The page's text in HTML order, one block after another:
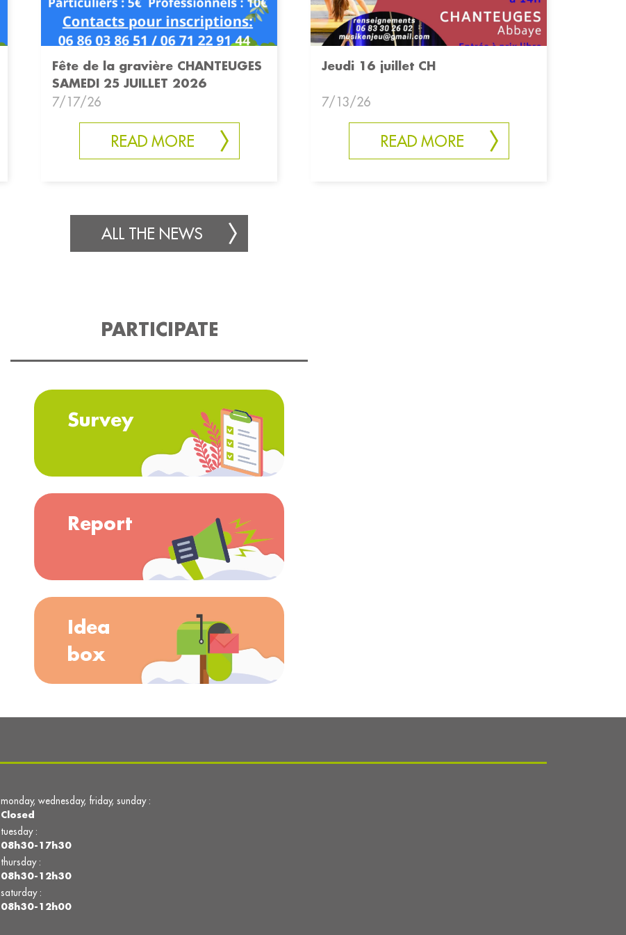
Fête de la gravière CHANTEUGES
SAMEDI 25 JUILLET 2026
7/17/26
READ MORE
Jeudi 16 juillet CH
7/13/26
READ MORE
ALL THE NEWS
PARTICIPATE
Survey
Report
Idea
box
monday, wednesday, friday, sunday :
Closed
tuesday :
08h30-17h30
thursday :
08h30-12h30
saturday :
08h30-12h00